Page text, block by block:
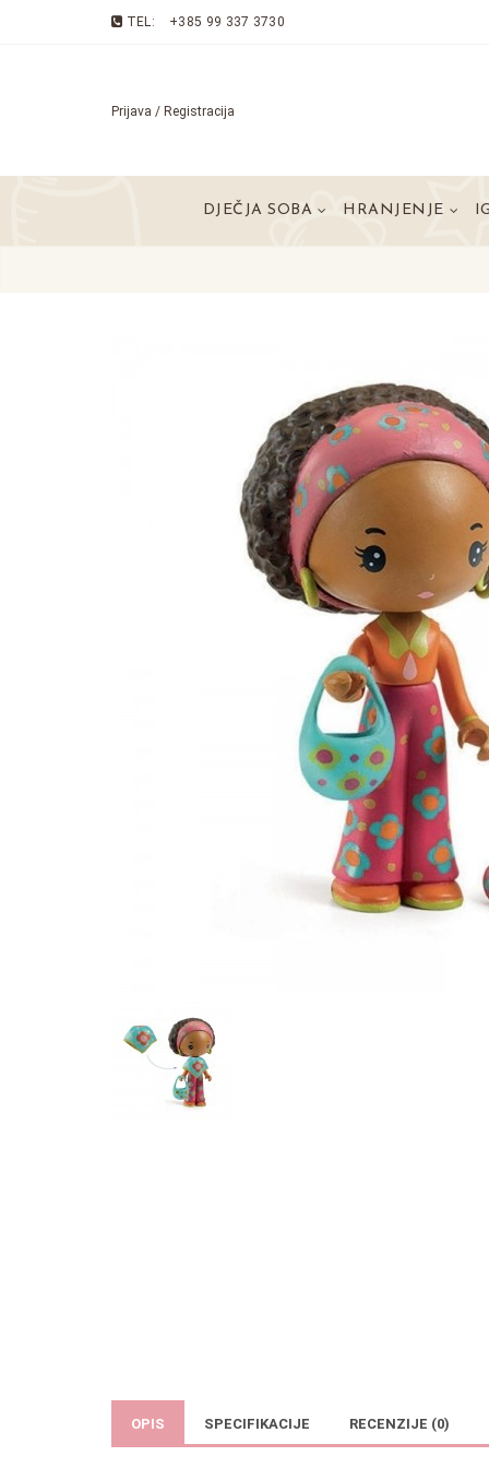
TEL: +385 99 337 3730
Prijava / Registracija
DJEČJA SOBA HRANJENJE
OPIS SPECIFIKACIJE RECENZIJE (0)